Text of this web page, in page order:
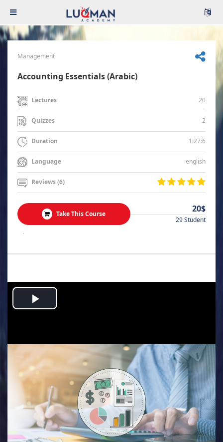
Management
Accounting Essentials (Arabic)
Lectures 20
Quizzes 2
Duration 1:27:6
Language english
Reviews (6)
Take This Course 20$
29 Student
.
Play